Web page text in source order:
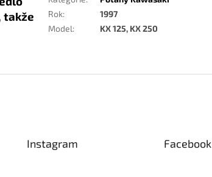
takže
Rok:
1997
Model: KX 125, KX 250
Instagram Facebook